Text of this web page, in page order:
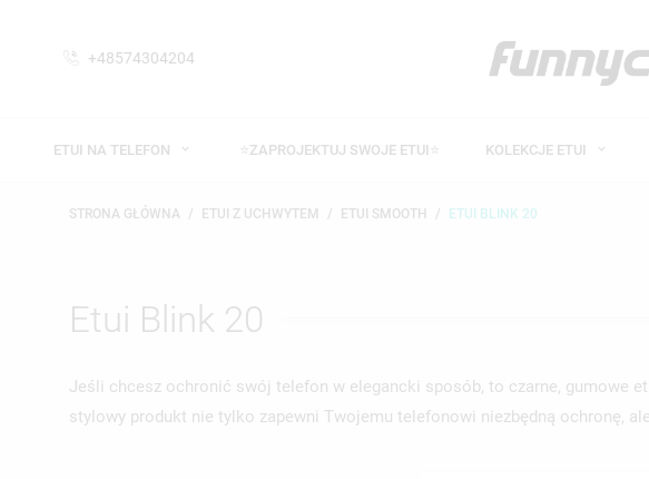
+48574304204
ETUI NA TELEFON ⭐ZAPROJEKTUJ SWOJE ETUI⭐ KOLEKCJE ETUI
STRONA GŁÓWNA ETUI Z UCHWYTEM ETUI SMOOTH ETUI BLINK 20
Etui Blink 20
Jeśli chcesz ochronić swój telefon w elegancki sposób, to czarne, gumowe
stylowy produkt nie tylko zapewni Twojemu telefonowi niezbędną ochronę,